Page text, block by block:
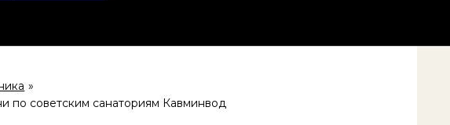
по советским санаториям Кавминвод